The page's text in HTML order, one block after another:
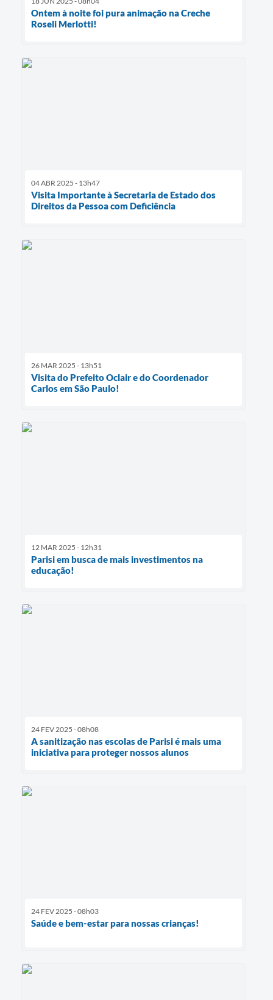
Ontem à noite foi pura animação na Creche
Roseli Merlotti!
04 ABR 2025 - 13h47
Visita Importante à Secretaria de Estado dos
Direitos da Pessoa com Deficiência
26 MAR 2025 - 13h51
Visita do Prefeito Oclair e do Coordenador
Carlos em São Paulo!
12 MAR 2025 - 12h31
Parisi em busca de mais investimentos na
educação!
24 FEV 2025 - 08h08
A sanitização nas escolas de Parisi é mais uma
iniciativa para proteger nossos alunos
24 FEV 2025 - 08h03
Saúde e bem-estar para nossas crianças!